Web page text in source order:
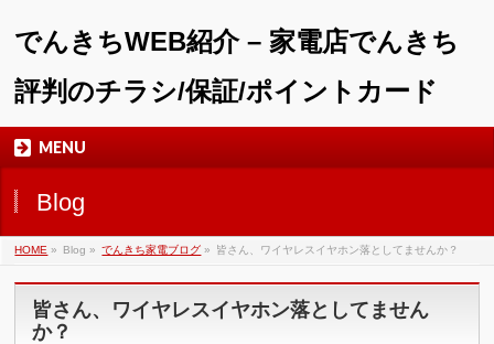
でんきちWEB紹介 – 家電店でんきち
評判のチラシ/保証/ポイントカード
MENU
Blog
HOME » Blog » でんきち家電ブログ » 皆さん、ワイヤレスイヤホン落としてませんか？
皆さん、ワイヤレスイヤホン落としてません
か？